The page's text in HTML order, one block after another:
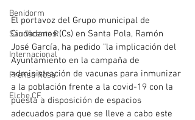
Benidorm
San Vicente R.
Internacional
Prensa Rosa
Elche CF.
El portavoz del Grupo municipal de
Ciudadanos (Cs) en Santa Pola, Ramón
José García, ha pedido "la implicación del
Ayuntamiento en la campaña de
administración de vacunas para inmunizar
a la población frente a la covid-19 con la
puesta a disposición de espacios
adecuados para que se lleve a cabo este